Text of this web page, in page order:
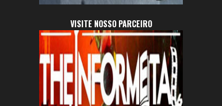
VISITE NOSSO PARCEIRO